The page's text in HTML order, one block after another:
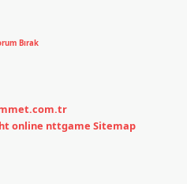
Bırak
online nttgame Sitemap